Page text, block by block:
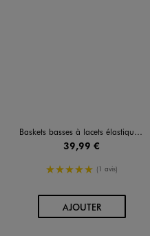
Baskets basses à lacets élastiques et scratch X-Ray 7 LT fille - Puma
39,99 €
5/5 de moyenne
(1 avis)
AJOUTERAU PANIER